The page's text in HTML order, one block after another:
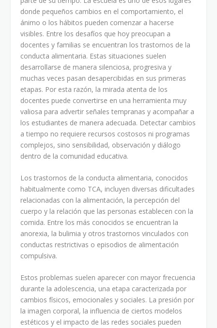
donde pequeños cambios en el comportamiento, el
ánimo o los hábitos pueden comenzar a hacerse
visibles. Entre los desafíos que hoy preocupan a
docentes y familias se encuentran los trastornos de la
conducta alimentaria. Estas situaciones suelen
desarrollarse de manera silenciosa, progresiva y
muchas veces pasan desapercibidas en sus primeras
etapas. Por esta razón, la mirada atenta de los
docentes puede convertirse en una herramienta muy
valiosa para advertir señales tempranas y acompañar a
los estudiantes de manera adecuada. Detectar cambios
a tiempo no requiere recursos costosos ni programas
complejos, sino sensibilidad, observación y diálogo
dentro de la comunidad educativa.
Los trastornos de la conducta alimentaria, conocidos
habitualmente como TCA, incluyen diversas dificultades
relacionadas con la alimentación, la percepción del
cuerpo y la relación que las personas establecen con la
comida. Entre los más conocidos se encuentran la
anorexia, la bulimia y otros trastornos vinculados con
conductas restrictivas o episodios de alimentación
compulsiva.
Estos problemas suelen aparecer con mayor frecuencia
durante la adolescencia, una etapa caracterizada por
cambios físicos, emocionales y sociales. La presión por
la imagen corporal, la influencia de ciertos modelos
estéticos y el impacto de las redes sociales pueden